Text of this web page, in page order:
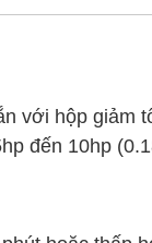
với hộp giảm
đến 10hp